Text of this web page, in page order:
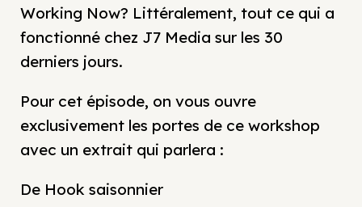
Working Now? Littéralement, tout ce qui a
fonctionné chez J7 Media sur les 30
derniers jours.
Pour cet épisode, on vous ouvre
exclusivement les portes de ce workshop
avec un extrait qui parlera :
De Hook saisonnier